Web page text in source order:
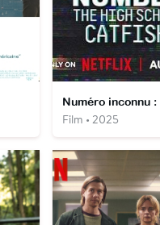
Film • 2025